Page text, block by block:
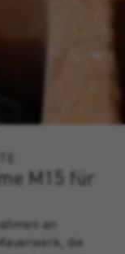
M15 für
an
die